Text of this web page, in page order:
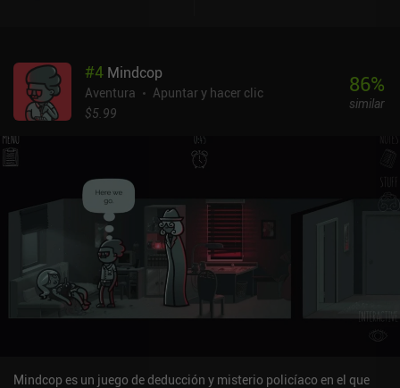
#4 Mindcop
Aventura
Apuntar y hacer clic
$5.99
86%
similar
Mindcop es un juego de deducción y misterio policíaco en el que